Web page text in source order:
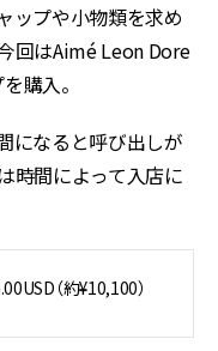
ップや小物類を求め
回はAimé Leon Dore
購入。
になると呼び出しが
時間によって入店に
（約¥10,100）